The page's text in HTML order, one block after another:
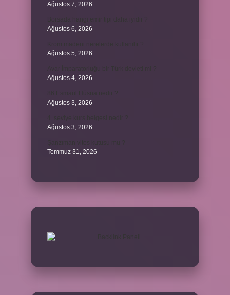
Ağustos 7, 2026
Ağustos 6, 2026
Ağustos 5, 2026
Ağustos 4, 2026
Ağustos 3, 2026
Ağustos 3, 2026
Temmuz 31, 2026